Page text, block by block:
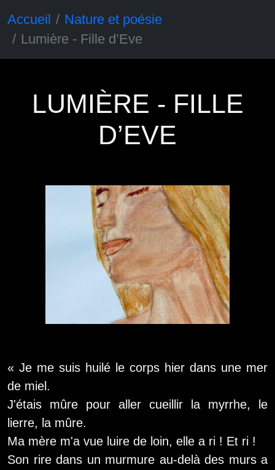
Accueil
Nature et poésie
Lumière - Fille d’Eve
LUMIÈRE - FILLE
D’EVE
« Je me suis huilé le corps hier dans une mer
de miel.
J'étais mûre pour aller cueillir la myrrhe, le
lierre, la mûre.
Ma mère m'a vue luire de loin, elle a ri ! Et ri !
Son rire dans un murmure au-delà des murs a